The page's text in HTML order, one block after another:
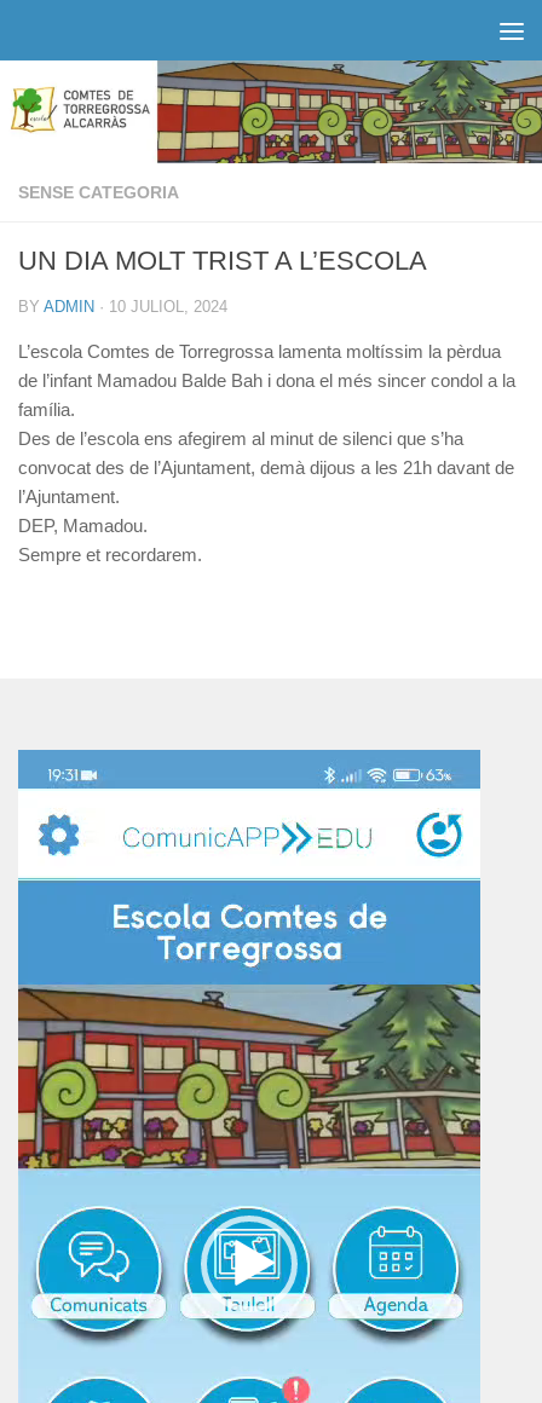
SENSE CATEGORIA
UN DIA MOLT TRIST A L’ESCOLA
BY ADMIN · 10 JULIOL, 2024
L’escola Comtes de Torregrossa lamenta moltíssim la pèrdua
de l’infant Mamadou Balde Bah i dona el més sincer condol a la
família.
Des de l’escola ens afegirem al minut de silenci que s’ha
convocat des de l’Ajuntament, demà dijous a les 21h davant de
l’Ajuntament.
DEP, Mamadou.
Sempre et recordarem.
de
vídeo